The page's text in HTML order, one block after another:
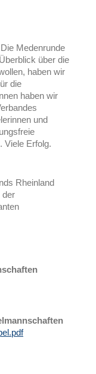
Medenrunde
über die
haben wir
die
haben wir
und
Viele Erfolg.
Rheinland
der